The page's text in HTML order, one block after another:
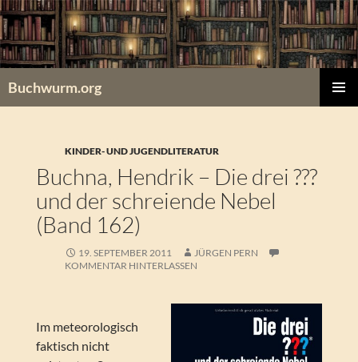
Zum
Inhalt
springen
Buchwurm.org
KINDER- UND JUGENDLITERATUR
Buchna, Hendrik – Die drei ???
und der schreiende Nebel
(Band 162)
19. SEPTEMBER 2011
JÜRGEN PERN
KOMMENTAR HINTERLASSEN
Im meteorologisch
faktisch nicht